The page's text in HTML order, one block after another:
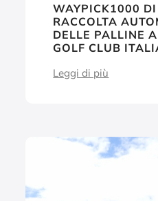
WAYPICK1000
RACCOLTA
DELLE PALLINE
GOLF CLUB
Leggi di più